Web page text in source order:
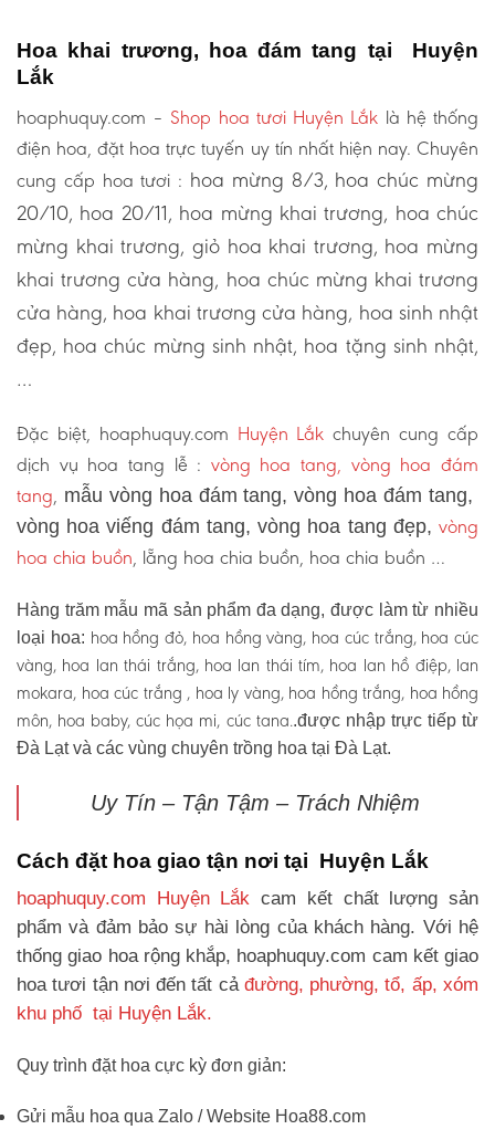
Hoa khai trương, hoa đám tang tại Huyện
Lắk
hoaphuquy.com – Shop hoa tươi Huyện Lắk là hệ thống
điện hoa, đặt hoa trực tuyến uy tín nhất hiện nay. Chuyên
cung cấp hoa tươi : hoa mừng 8/3, hoa chúc mừng
20/10, hoa 20/11, hoa mừng khai trương, hoa chúc
mừng khai trương, giỏ hoa khai trương, hoa mừng
khai trương cửa hàng, hoa chúc mừng khai trương
cửa hàng, hoa khai trương cửa hàng, hoa sinh nhật
đẹp, hoa chúc mừng sinh nhật, hoa tặng sinh nhật,
…
Đặc biệt, hoaphuquy.com Huyện Lắk chuyên cung cấp
dịch vụ hoa tang lễ : vòng hoa tang, vòng hoa đám
tang, mẫu vòng hoa đám tang, vòng hoa đám tang,
vòng hoa viếng đám tang, vòng hoa tang đẹp, vòng
hoa chia buồn, lẵng hoa chia buồn, hoa chia buồn …
Hàng trăm mẫu mã sản phẩm đa dạng, được làm từ nhiều
loại hoa: hoa hồng đỏ, hoa hồng vàng, hoa cúc trắng, hoa cúc
vàng, hoa lan thái trắng, hoa lan thái tím, hoa lan hồ điệp, lan
mokara, hoa cúc trắng , hoa ly vàng, hoa hồng trắng, hoa hồng
môn, hoa baby, cúc họa mi, cúc tana..được nhập trực tiếp từ
Đà Lạt và các vùng chuyên trồng hoa tại Đà Lạt.
Uy Tín – Tận Tậm – Trách Nhiệm
Cách đặt hoa giao tận nơi tại Huyện Lắk
hoaphuquy.com Huyện Lắk cam kết chất lượng sản
phẩm và đảm bảo sự hài lòng của khách hàng. Với hệ
thống giao hoa rộng khắp, hoaphuquy.com cam kết giao
hoa tươi tận nơi đến tất cả đường, phường, tổ, ấp, xóm
khu phố tại Huyện Lắk.
Quy trình đặt hoa cực kỳ đơn giản:
Gửi mẫu hoa qua Zalo / Website Hoa88.com